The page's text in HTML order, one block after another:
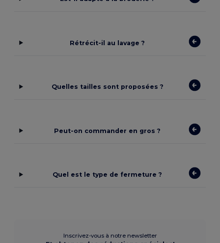
Rétrécit-il au lavage ?
Quelles tailles sont proposées ?
Peut-on commander en gros ?
Quel est le type de fermeture ?
Inscrivez-vous à notre newsletter